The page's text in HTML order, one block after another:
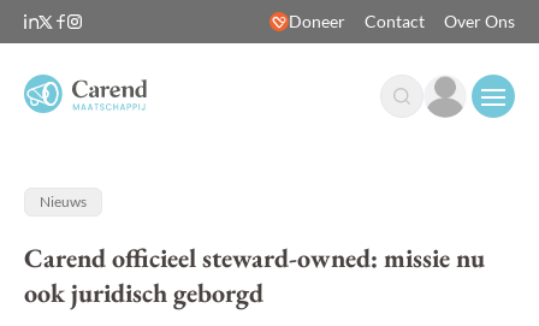
Doneer Contact Over Ons
Nieuws
Carend officieel steward-owned: missie nu
ook juridisch geborgd